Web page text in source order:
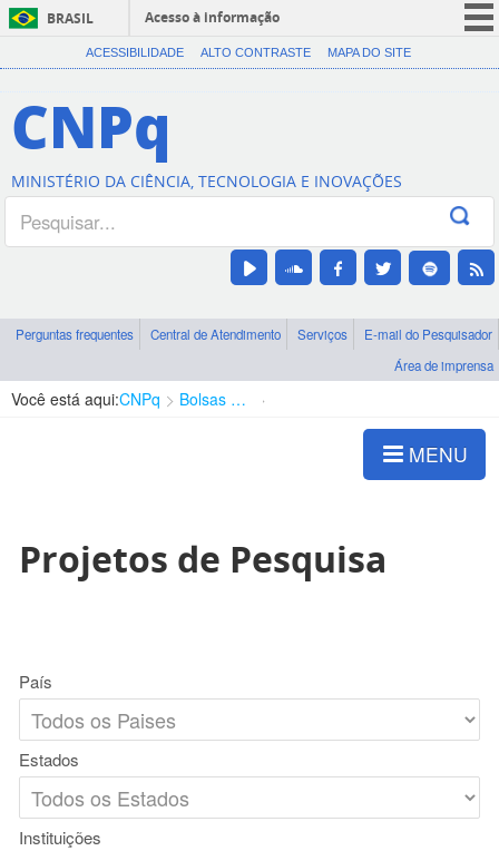
BRASIL
Acesso à informação
CORONAVÍRUS (COVID-19)
Canais
ACESSIBILIDADE ALTO CONTRASTE MAPA DO SITE
CNPq
MINISTÉRIO DA CIÊNCIA, TECNOLOGIA E INOVAÇÕES
Perguntas frequentes Central de Atendimento Serviços
E-mail do Pesquisador
Área de imprensa
Você está aqui:CNPq Bolsas e Auxílios Vigentes
MENU
Projetos de Pesquisa
País
Estados
Instituições